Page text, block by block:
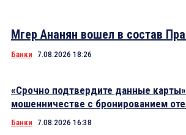
Мгер Ананян вошел в состав
Банки 7.08.2026 18:26
«Срочно подтвердите данные
мошенничестве с бронированием
Банки 7.08.2026 16:38